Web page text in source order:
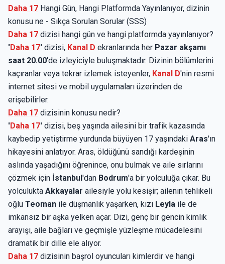
Daha 17 Hangi Gün, Hangi Platformda Yayınlanıyor, dizinin
konusu ne - Sıkça Sorulan Sorular (SSS)
Daha 17 dizisi hangi gün ve hangi platformda yayınlanıyor?
'Daha 17' dizisi, Kanal D ekranlarında her Pazar akşamı
saat 20.00'de izleyiciyle buluşmaktadır. Dizinin bölümlerini
kaçıranlar veya tekrar izlemek isteyenler, Kanal D'nin resmi
internet sitesi ve mobil uygulamaları üzerinden de
erişebilirler.
Daha 17 dizisinin konusu nedir?
'Daha 17' dizisi, beş yaşında ailesini bir trafik kazasında
kaybedip yetiştirme yurdunda büyüyen 17 yaşındaki Aras'ın
hikayesini anlatıyor. Aras, öldüğünü sandığı kardeşinin
aslında yaşadığını öğrenince, onu bulmak ve aile sırlarını
çözmek için İstanbul'dan Bodrum'a bir yolculuğa çıkar. Bu
yolculukta Akkayalar ailesiyle yolu kesişir; ailenin tehlikeli
oğlu Teoman ile düşmanlık yaşarken, kızı Leyla ile de
imkansız bir aşka yelken açar. Dizi, genç bir gencin kimlik
arayışı, aile bağları ve geçmişle yüzleşme mücadelesini
dramatik bir dille ele alıyor.
Daha 17 dizisinin başrol oyuncuları kimlerdir ve hangi